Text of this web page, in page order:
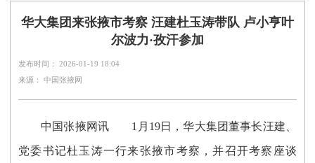
华大集团来张掖市考察 汪建杜玉涛带队 卢小亨叶
尔波力·孜汗参加
发布时间： 2026-01-19 18:04
来源： 中国张掖网
中国张掖网讯 1月19日，华大集团董事长汪建、
党委书记杜玉涛一行来张掖市考察，并召开考察座谈